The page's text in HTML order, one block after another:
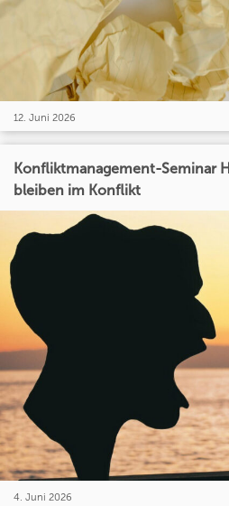
12. Juni 2026
Konfliktmanagement-Seminar
bleiben im Konflikt
4. Juni 2026